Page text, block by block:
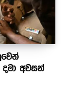
අවසන්